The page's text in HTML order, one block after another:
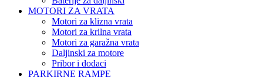
MOTORI ZA VRATA
Motori za klizna vrata
Motori za krilna vrata
Motori za garažna vrata
Daljinski za motore
Pribor i dodaci
PARKIRNE RAMPE